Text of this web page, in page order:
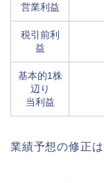
営業利益
税引前利
益
基本的1株
辺り
当利益
業績予想の修正